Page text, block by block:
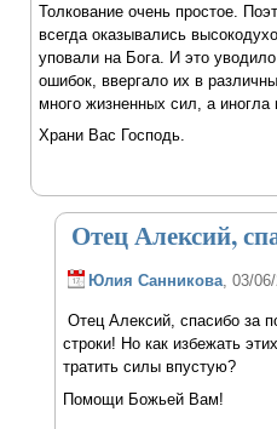
Толкование очень простое.
всегда оказывались
уповали на Бога. И это
ошибок, ввергало их в
много жизненных сил, а иногла
Храни Вас Господь.
Отец Алексий,
Юлия Санникова, 03/
Отец Алексий, спасибо за
строки! Но как избежать
тратить силы впустую?
Помощи Божьей Вам!